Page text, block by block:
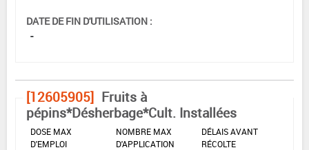
DATE DE FIN D'UTILISATION :
-
[12605905] Fruits à
pépins*Désherbage*Cult. Installées
DOSE MAX
D'EMPLOI
NOMBRE MAX
D'APPLICATION
DÉLAIS AVANT
RÉCOLTE